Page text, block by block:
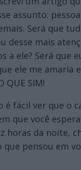
assunto:
Será que
desse mais
a ele? Será que
ele me amaria
QUE SIM!
é fácil ver que o
que você
horas da noite,
que pensou em